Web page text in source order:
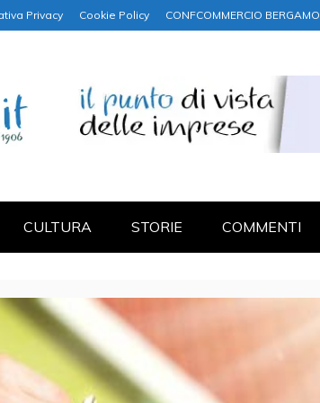
Privacy Cookie Policy CONFCOMMERCIO BERGAMO
CULTURA STORIE COMMENTI